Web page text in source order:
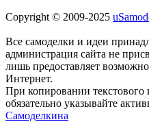
Copyright © 2009-2025
Все самоделки и идеи
администрация сайта не
лишь предоставляет
Интернет.
При копировании текстового
обязательно указывайте
Самоделкина